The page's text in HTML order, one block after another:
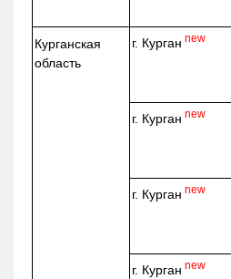
Курганская
область
г. Курган new
г. Курган new
г. Курган new
г. Курган new